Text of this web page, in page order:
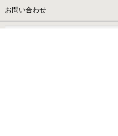
お問い合わせ
検